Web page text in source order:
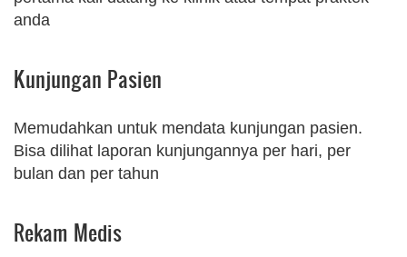
anda
Kunjungan Pasien
Memudahkan untuk mendata kunjungan pasien.
Bisa dilihat laporan kunjungannya per hari, per
bulan dan per tahun
Rekam Medis